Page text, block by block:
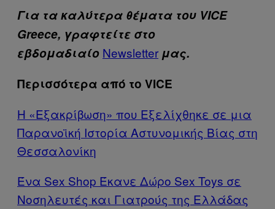
Για τα καλύτερα θέματα του VICE
Greece, γραφτείτε στο
εβδομαδιαίο Newsletter μας.
Περισσότερα από το VICE
Η «Εξακρίβωση» που Εξελίχθηκε σε μια
Παρανοϊκή Ιστορία Αστυνομικής Βίας στη
Θεσσαλονίκη
Ένα Sex Shop Έκανε Δώρο Sex Toys σε
Νοσηλευτές και Γιατρούς της Ελλάδας